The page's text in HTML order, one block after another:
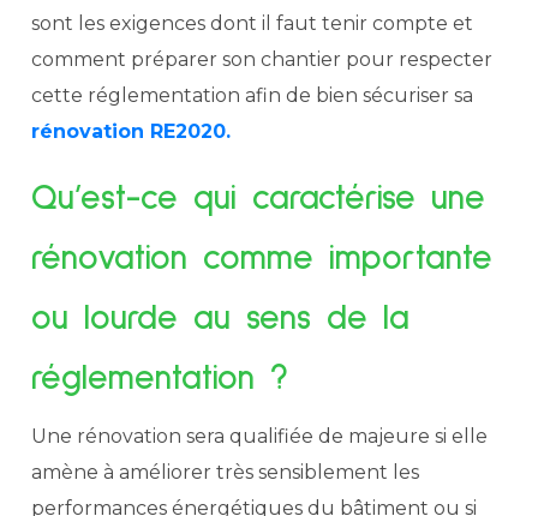
sont les exigences dont il faut tenir compte et
comment préparer son chantier pour respecter
cette réglementation afin de bien sécuriser sa
rénovation RE2020.
Qu’est-ce qui caractérise une
rénovation comme importante
ou lourde au sens de la
réglementation ?
Une rénovation sera qualifiée de majeure si elle
amène à améliorer très sensiblement les
performances énergétiques du bâtiment ou si